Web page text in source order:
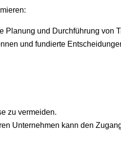
Planung und Durchführung von
und fundierte
zu vermeiden.
Unternehmen kann den